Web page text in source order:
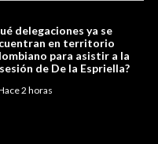
delegaciones ya se
en territorio
para asistir a la
de De la Espriella?
2 horas